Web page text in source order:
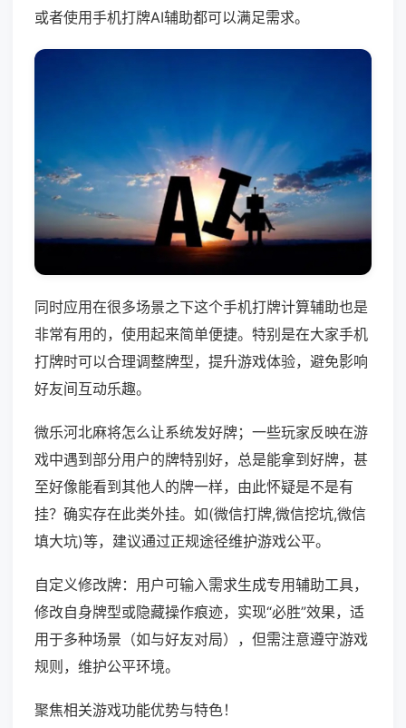
或者使用手机打牌AI辅助都可以满足需求。
同时应用在很多场景之下这个手机打牌计算辅助也是
非常有用的，使用起来简单便捷。特别是在大家手机
打牌时可以合理调整牌型，提升游戏体验，避免影响
好友间互动乐趣。
微乐河北麻将怎么让系统发好牌；一些玩家反映在游
戏中遇到部分用户的牌特别好，总是能拿到好牌，甚
至好像能看到其他人的牌一样，由此怀疑是不是有
挂？确实存在此类外挂。如(微信打牌,微信挖坑,微信
填大坑)等，建议通过正规途径维护游戏公平。
自定义修改牌：用户可输入需求生成专用辅助工具，
修改自身牌型或隐藏操作痕迹，实现“必胜”效果，适
用于多种场景（如与好友对局），但需注意遵守游戏
规则，维护公平环境。
聚焦相关游戏功能优势与特色！